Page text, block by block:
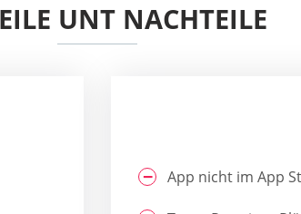
UNT NACHTEILE
App nicht im App